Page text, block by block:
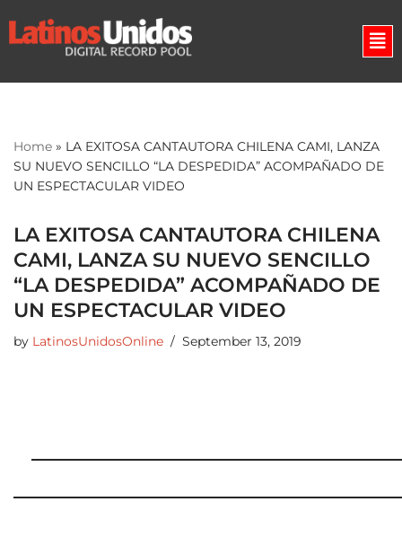
Skip
Home » LA EXITOSA CANTAUTORA CHILENA CAMI, LANZA
SU NUEVO SENCILLO “LA DESPEDIDA” ACOMPAÑADO DE
UN ESPECTACULAR VIDEO
LA EXITOSA CANTAUTORA CHILENA
CAMI, LANZA SU NUEVO SENCILLO
“LA DESPEDIDA” ACOMPAÑADO DE
UN ESPECTACULAR VIDEO
by LatinosUnidosOnline September 13, 2019